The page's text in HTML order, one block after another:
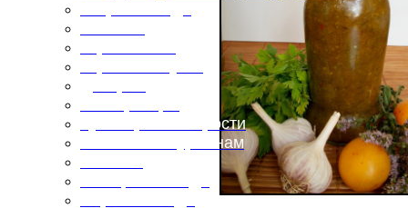
Кулинарные хитрости
Маленьким гурманам